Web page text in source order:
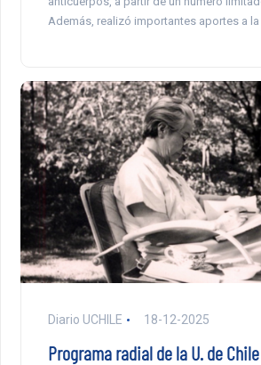
Además, realizó importantes aportes a la
Diario UCHILE 18-12-2025
Programa radial de la U. de